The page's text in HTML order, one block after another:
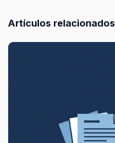
Artículos relacionados